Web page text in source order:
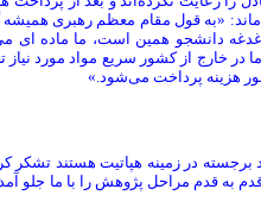
«به قول مقام معظم رهبری همیشه
دانشجو همین است، ما ماده ای
خارج از کشور سریع مواد مورد نیاز
هزینه پرداخت می‌شود.»
در زمینه هپاتیت هستند تشکر
قدم مراحل پژوهش را با ما جلو